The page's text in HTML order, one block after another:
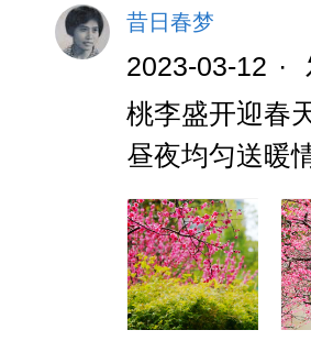
昔日春梦
2023-03-12 ·
桃李盛开迎春
昼夜均匀送暖